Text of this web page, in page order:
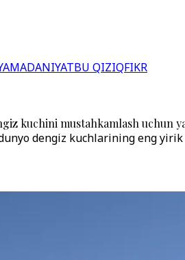
MADANIYATBU QIZIQFIKR
kuchini mustahkamlash uchun
dengiz kuchlarining eng